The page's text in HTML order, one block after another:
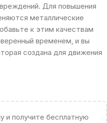
Для повышения
металлические
к этим качествам
временем, и вы
создана для движения
и получите бесплатную